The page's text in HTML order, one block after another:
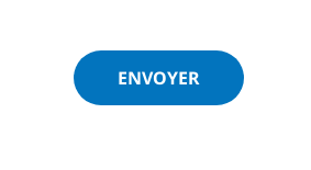
ENVOYER